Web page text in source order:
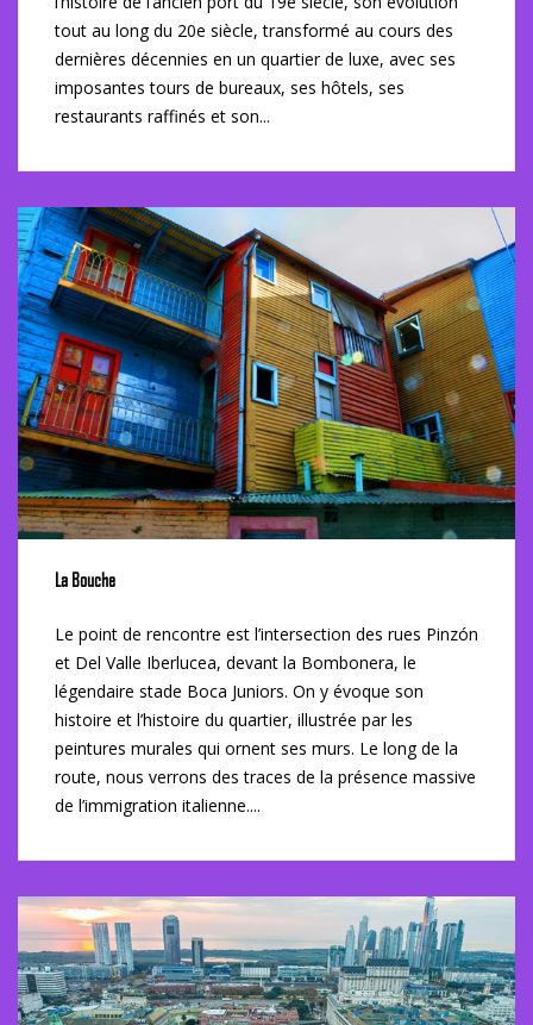
tout au long du 20e siècle, transformé au cours des
dernières décennies en un quartier de luxe, avec ses
imposantes tours de bureaux, ses hôtels, ses
restaurants raffinés et son...
La Bouche
Le point de rencontre est l’intersection des rues Pinzón
et Del Valle Iberlucea, devant la Bombonera, le
légendaire stade Boca Juniors. On y évoque son
histoire et l’histoire du quartier, illustrée par les
peintures murales qui ornent ses murs. Le long de la
route, nous verrons des traces de la présence massive
de l’immigration italienne....